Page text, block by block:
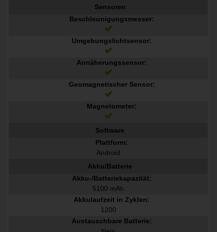
Sensoren
Beschleunigungsmesser:
Umgebungslichtsensor:
Annäherungssensor:
Geomagnetischer Sensor:
Magnetometer:
Software
Plattform:
Android
Akku/Batterie
Akku-/Batteriekapazität:
5100 mAh
Akkulaufzeit in Zyklen:
1200
Austauschbare Batterie: